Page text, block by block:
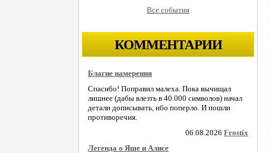
Все события
КОММЕНТАРИИ
Благие намерения
Спасибо! Поправил малеха. Пока вычищал
лишнее (дабы влезть в 40.000 символов) начал
детали дописывать, ибо поперло. И пошли
противоречия.
06.08.2026 Frostix
Легенда о Яше и Алисе